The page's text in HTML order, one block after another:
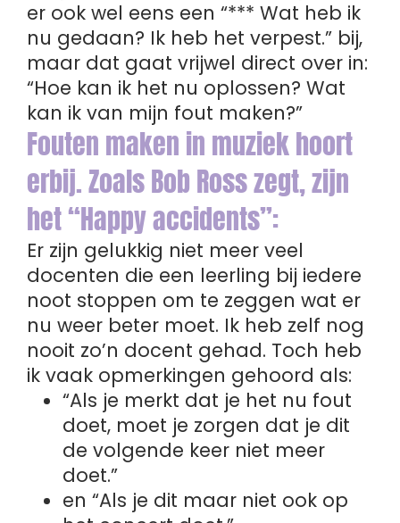
er ook wel eens een “*** Wat heb ik
nu gedaan? Ik heb het verpest.” bij,
maar dat gaat vrijwel direct over in:
“Hoe kan ik het nu oplossen? Wat
kan ik van mijn fout maken?”
Fouten maken in muziek hoort
erbij. Zoals Bob Ross zegt, zijn
het “Happy accidents”:
Er zijn gelukkig niet meer veel
docenten die een leerling bij iedere
noot stoppen om te zeggen wat er
nu weer beter moet. Ik heb zelf nog
nooit zo’n docent gehad. Toch heb
ik vaak opmerkingen gehoord als:
“Als je merkt dat je het nu fout
doet, moet je zorgen dat je dit
de volgende keer niet meer
doet.”
en “Als je dit maar niet ook op